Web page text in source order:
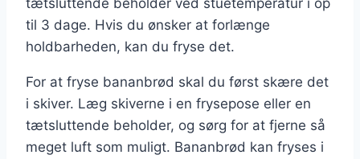
til 3 dage. Hvis du ønsker at forlænge
holdbarheden, kan du fryse det.
For at fryse bananbrød skal du først skære det
i skiver. Læg skiverne i en frysepose eller en
tætsluttende beholder, og sørg for at fjerne så
meget luft som muligt. Bananbrød kan fryses i